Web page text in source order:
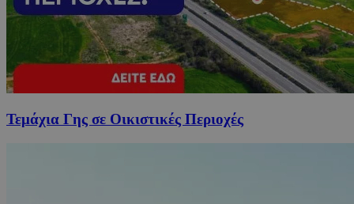
Τεμάχια Γης σε Οικιστικές Περιοχές